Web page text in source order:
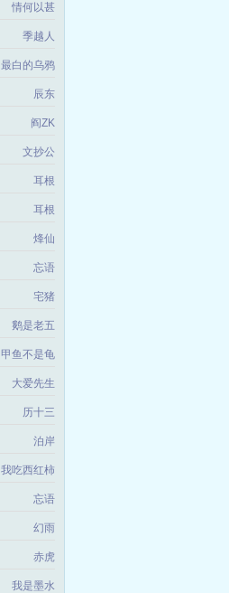
情何以甚
季越人
最白的乌鸦
辰东
阎ZK
文抄公
耳根
耳根
烽仙
忘语
宅猪
鹅是老五
甲鱼不是龟
大爱先生
历十三
泊岸
我吃西红柿
忘语
幻雨
赤虎
我是墨水